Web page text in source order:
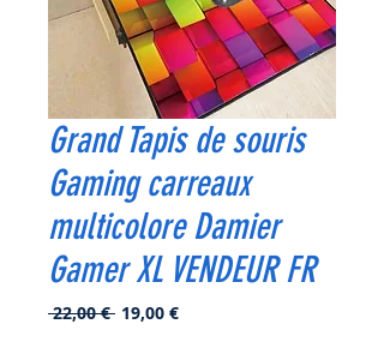
Grand Tapis de souris
Gaming carreaux
multicolore Damier
Gamer XL VENDEUR FR
22,00 € Prix
19,00 €Prix